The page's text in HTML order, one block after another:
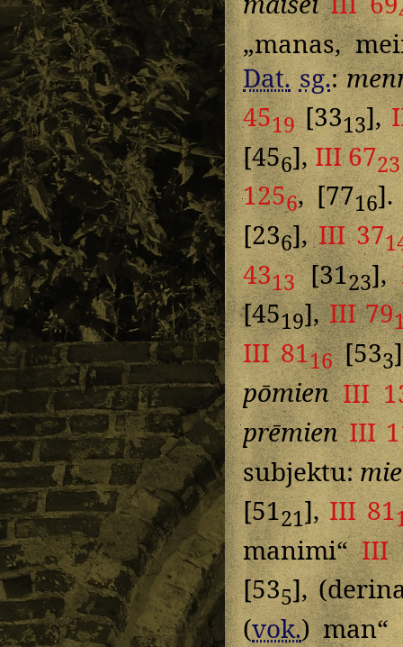
„manas,
Dat. sg.:
4519[3313],
[456],III 6723
1256, [7716
[236],III 37
4313[3123],
[4519],III 79
III 8116[533
pōmien III
prēmien III
subjektu:
[5121],III 81
manimi“III
[535],
(vok.) man“